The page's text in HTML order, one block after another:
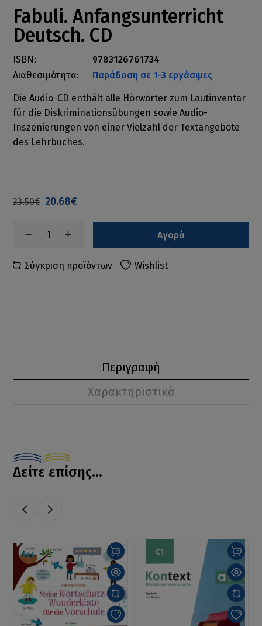
Fabuli. Anfangsunterricht
Deutsch. CD
ISBN:
9783126761734
Διαθεσιμότητα:
Παράδοση σε 1-3 εργάσιμες
Die Audio-CD enthält alle Hörwörter zum Lautinventar
für die Diskriminationsübungen sowie Audio-
Inszenierungen von einer Vielzahl der Textangebote
des Lehrbuches.
23.50€ 20.68€
Αγορά
Σύγκριση προϊόντων Wishlist
Περιγραφή
Χαρακτηριστικά
Δείτε επίσης...